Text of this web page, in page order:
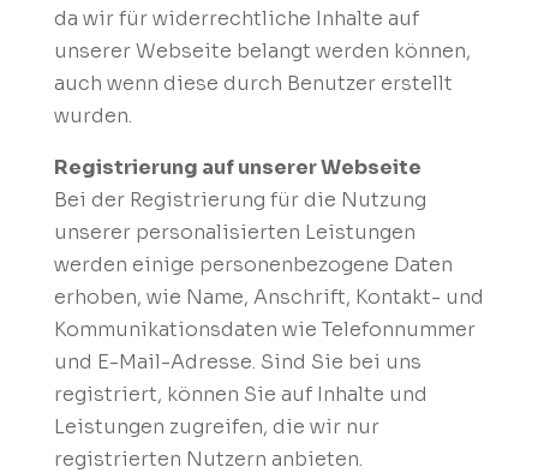
da wir für widerrechtliche Inhalte auf
unserer Webseite belangt werden können,
auch wenn diese durch Benutzer erstellt
wurden.
Registrierung auf unserer Webseite
Bei der Registrierung für die Nutzung
unserer personalisierten Leistungen
werden einige personenbezogene Daten
erhoben, wie Name, Anschrift, Kontakt- und
Kommunikationsdaten wie Telefonnummer
und E-Mail-Adresse. Sind Sie bei uns
registriert, können Sie auf Inhalte und
Leistungen zugreifen, die wir nur
registrierten Nutzern anbieten.